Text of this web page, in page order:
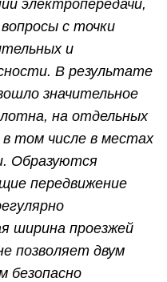
электропередачи,
с точки
и
В результате
значительное
на отдельных
в том числе в местах
Образуются
передвижение
ширина проезжей
позволяет двум
безопасно